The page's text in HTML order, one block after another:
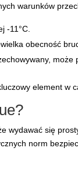
warunków
-11°C.
obecność
element w
wydawać się
norm